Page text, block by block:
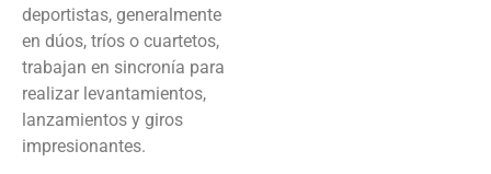
deportistas, generalmente
en dúos, tríos o cuartetos,
trabajan en sincronía para
realizar levantamientos,
lanzamientos y giros
impresionantes.